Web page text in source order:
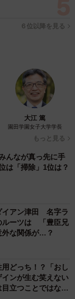
3/4
ﾞｻﾝさん）
６位以降を見る
大江 篤
園田学園女子大学学長
もっと見る
んなが真っ先に手
は「掃除」1位は？
イアン津田 名字ラ
ルーツは 「豊臣兄
外な関係が…？
どっち！？「おし
ンが生む笑えない
立つことではな